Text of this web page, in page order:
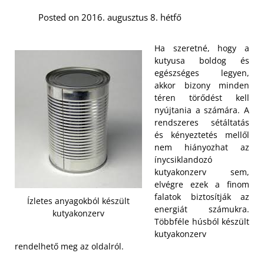
Posted on 2016. augusztus 8. hétfő
Ízletes anyagokból készült
kutyakonzerv
Ha szeretné, hogy a
kutyusa boldog és
egészséges legyen,
akkor bizony minden
téren törődést kell
nyújtania a számára. A
rendszeres sétáltatás
és kényeztetés mellől
nem hiányozhat az
ínycsiklandozó
kutyakonzerv sem,
elvégre ezek a finom
falatok biztosítják az
energiát számukra.
Többféle húsból készült
kutyakonzerv
rendelhető meg az oldalról.